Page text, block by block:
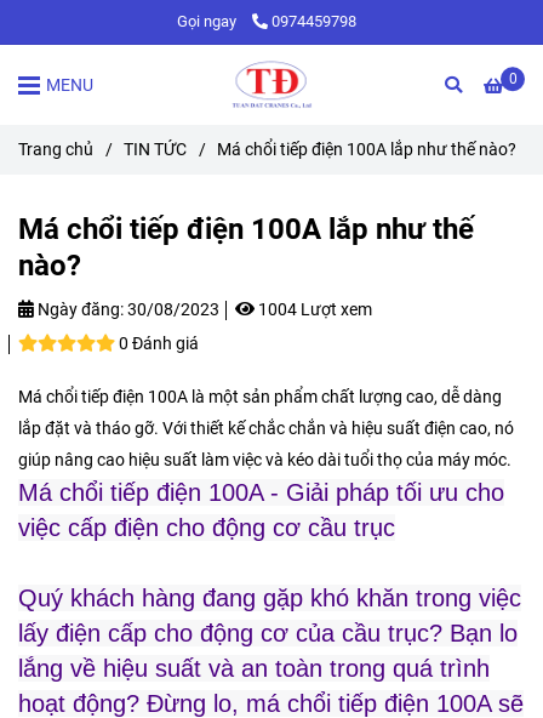
Gọi ngay 0974459798
0
MENU
Trang chủ / TIN TỨC / Má chổi tiếp điện 100A lắp như thế nào?
Má chổi tiếp điện 100A lắp như thế
nào?
Ngày đăng:30/08/2023
1004 Lượt xem
0 Đánh giá
Má chổi tiếp điện 100A là một sản phẩm chất lượng cao, dễ dàng
lắp đặt và tháo gỡ. Với thiết kế chắc chắn và hiệu suất điện cao, nó
giúp nâng cao hiệu suất làm việc và kéo dài tuổi thọ của máy móc.
Má chổi tiếp điện 100A - Giải pháp tối ưu cho
việc cấp điện cho động cơ cầu trục
Quý khách hàng đang gặp khó khăn trong việc
lấy điện cấp cho động cơ của cầu trục? Bạn lo
lắng về hiệu suất và an toàn trong quá trình
hoạt động? Đừng lo, má chổi tiếp điện 100A sẽ